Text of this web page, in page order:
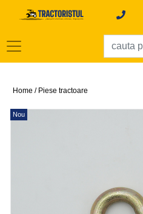
Home / Piese tractoare
Nou